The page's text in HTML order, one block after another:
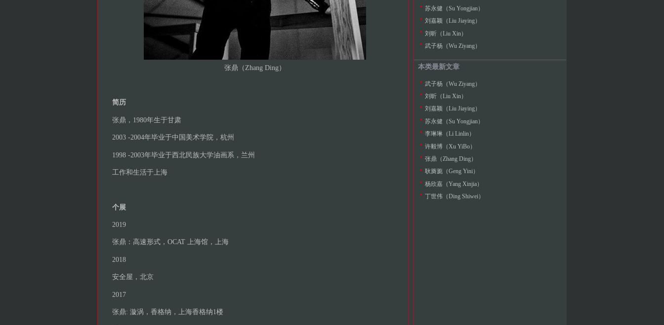
张鼎（Zhang Ding）
简历
张鼎，1980年生于甘肃
2003 -2004年毕业于中国美术学院，杭州
1998 -2003年毕业于西北民族大学油画系，兰州
工作和生活于上海
个展
2019
张鼎：高速形式，OCAT 上海馆，上海
2018
安全屋，北京
2017
张鼎: 漩涡，香格纳，上海香格纳1楼
苏永健（Su Yongjian）
刘嘉颖（Liu Jiaying）
刘昕（Liu Xin）
武子杨（Wu Ziyang）
本类最新文章
武子杨（Wu Ziyang）
刘昕（Liu Xin）
刘嘉颖（Liu Jiaying）
苏永健（Su Yongjian）
李琳琳（Li Linlin）
许毅博（Xu YiBo）
张鼎（Zhang Ding）
耿旖旎（Geng Yini）
杨欣嘉（Yang Xinjia）
丁世伟（Ding Shiwei）